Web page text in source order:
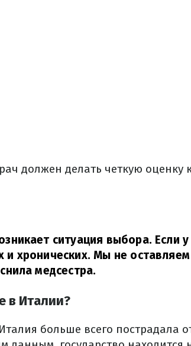
должен делать четкую оценку
ситуация выбора. Если
хронических. Мы не
медсестра.
в Италии?
больше всего пострадала